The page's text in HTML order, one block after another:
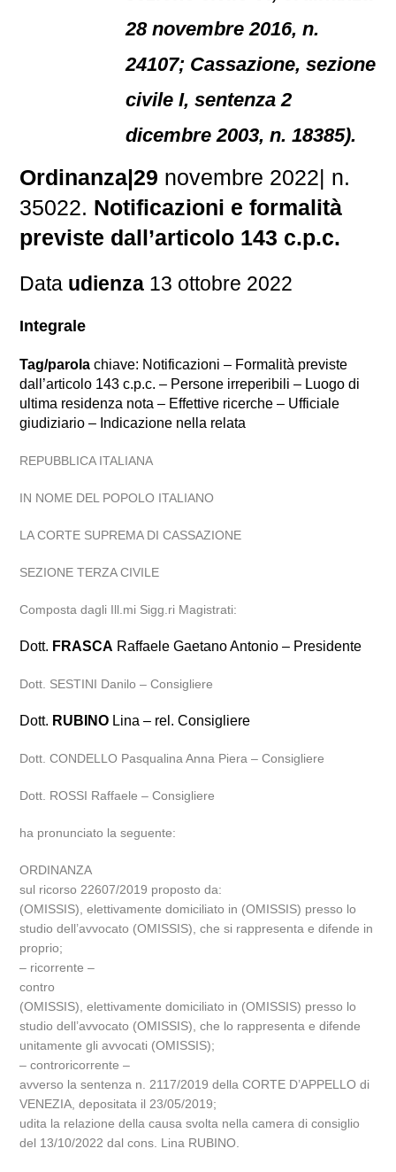
28 novembre 2016, n.
24107; Cassazione, sezione
civile I, sentenza 2
dicembre 2003, n. 18385).
Ordinanza|29 novembre 2022| n.
35022. Notificazioni e formalità
previste dall’articolo 143 c.p.c.
Data udienza 13 ottobre 2022
Integrale
Tag/parola chiave: Notificazioni – Formalità previste
dall’articolo 143 c.p.c. – Persone irreperibili – Luogo di
ultima residenza nota – Effettive ricerche – Ufficiale
giudiziario – Indicazione nella relata
REPUBBLICA ITALIANA
IN NOME DEL POPOLO ITALIANO
LA CORTE SUPREMA DI CASSAZIONE
SEZIONE TERZA CIVILE
Composta dagli Ill.mi Sigg.ri Magistrati:
Dott. FRASCA Raffaele Gaetano Antonio – Presidente
Dott. SESTINI Danilo – Consigliere
Dott. RUBINO Lina – rel. Consigliere
Dott. CONDELLO Pasqualina Anna Piera – Consigliere
Dott. ROSSI Raffaele – Consigliere
ha pronunciato la seguente:
ORDINANZA
sul ricorso 22607/2019 proposto da:
(OMISSIS), elettivamente domiciliato in (OMISSIS) presso lo
studio dell’avvocato (OMISSIS), che si rappresenta e difende in
proprio;
– ricorrente –
contro
(OMISSIS), elettivamente domiciliato in (OMISSIS) presso lo
studio dell’avvocato (OMISSIS), che lo rappresenta e difende
unitamente gli avvocati (OMISSIS);
– controricorrente –
avverso la sentenza n. 2117/2019 della CORTE D’APPELLO di
VENEZIA, depositata il 23/05/2019;
udita la relazione della causa svolta nella camera di consiglio
del 13/10/2022 dal cons. Lina RUBINO.